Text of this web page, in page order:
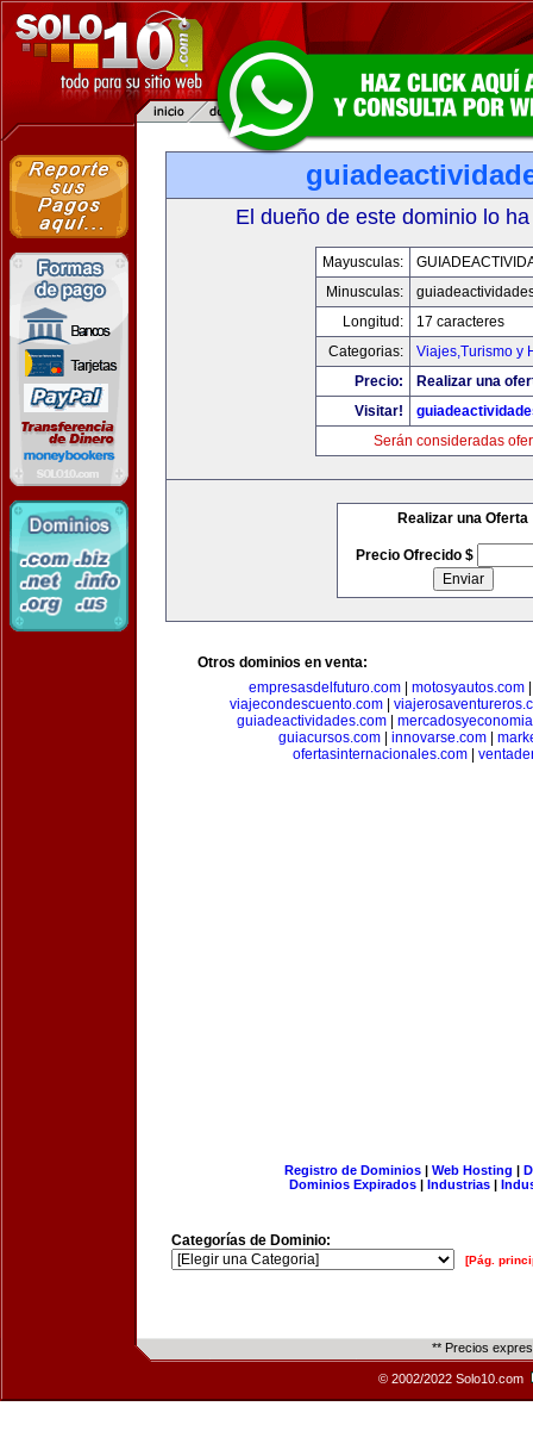
El dueño de este dominio lo
Mayusculas:
Minusculas:
Longitud:
17 caracteres
Categorias:
Viajes,Turismo y
Precio:
Realizar una
Visitar!
Serán consideradas
Realizar una Oferta
Precio Ofrecido $
Otros dominios en venta:
empresasdelfuturo.com| motosyautos.com
viajecondescuento.com
guiadeactividades.com|
guiacursos.com| innovarse.com|
ofertasinternacionales.com
Registro de Dominios| Web Hosting |
Dominios Expirados | Industrias |
Categorías de Dominio:
[Pág.
** Precios
© 2002/2022 Solo10.com